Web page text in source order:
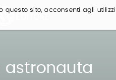
questo sito, acconsenti agli
astronauta